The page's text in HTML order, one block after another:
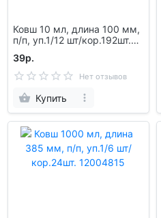
Ковш 10 мл, длина 100 мм,
п/п, уп.1/12 шт/кор.192шт.
39р.
Нет отзывов
Купить